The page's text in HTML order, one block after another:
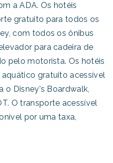
a ADA. Os hotéis
gratuito para todos os
com todos os ônibus
para cadeira de
pelo motorista. Os hotéis
gratuito acessível
o Disney's Boardwalk,
O transporte acessível
por uma taxa,